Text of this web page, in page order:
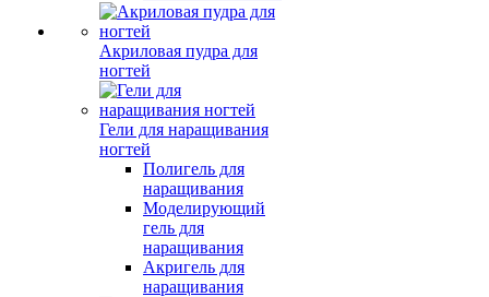
Акриловая пудра для
ногтей
Гели для наращивания
ногтей
Полигель для
наращивания
Моделирующий
гель для
наращивания
Акригель для
наращивания